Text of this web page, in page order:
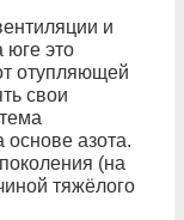
и
это
отупляющей
свои
азота.
(на
тяжёлого